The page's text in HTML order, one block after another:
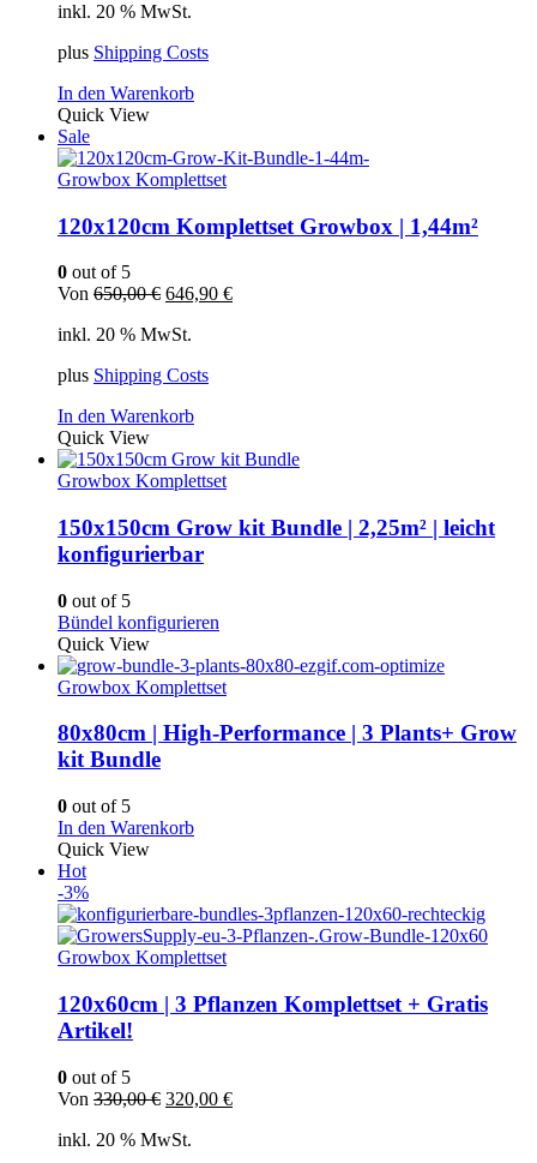
war:
inkl. 20 % MwSt.
plus Shipping Costs
In den Warenkorb
Quick View
Sale
Growbox Komplettset
120x120cm Komplettset Growbox | 1,44m²
0 out of 5
Von 650,00€ Ursprünglicher
war:
646,90 €Aktueller
inkl. 20 % MwSt.
plus Shipping Costs
In den Warenkorb
Quick View
Growbox Komplettset
150x150cm Grow kit Bundle | 2,25m² | leicht
konfigurierbar
0 out of 5
Bündel konfigurieren
Quick View
Growbox Komplettset
80x80cm | High-Performance | 3 Plants+ Grow
kit Bundle
0 out of 5
In den Warenkorb
Quick View
Hot
-3%
Growbox Komplettset
120x60cm | 3 Pflanzen Komplettset + Gratis
Artikel!
0 out of 5
Von 330,00€ Ursprünglicher
war:
320,00 €Aktueller
inkl. 20 % MwSt.